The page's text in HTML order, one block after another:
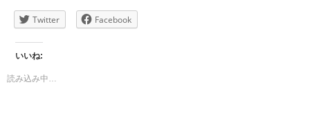
Twitter Facebook
いいね:
読み込み中…